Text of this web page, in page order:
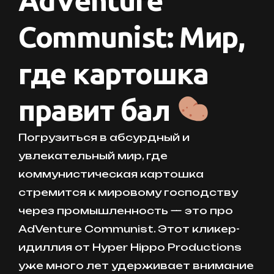
Communist: Мир,
где картошка
правит бал
Погрузиться в абсурдный и
увлекательный мир, где
коммунистическая картошка
стремится к мировому господству
через промышленность — это про
AdVenture Communist. Этот кликер-
идиллия от Hyper Hippo Productions
уже много лет удерживает внимание